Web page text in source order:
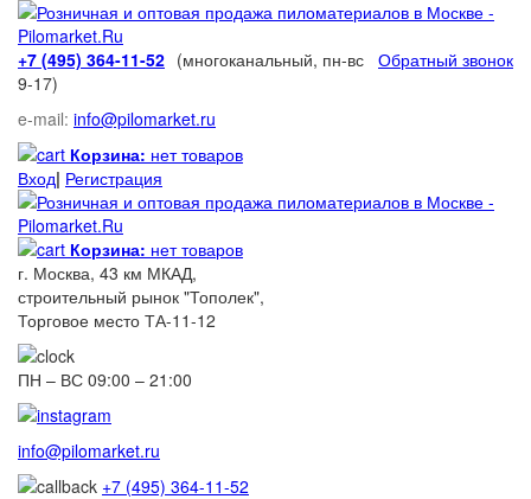
+7 (495) 364-11-52 Обратный звонок
(многоканальный, пн-вс
9-17)
e-mail: info@pilomarket.ru
Корзина: нет товаров
Вход| Регистрация
Корзина: нет товаров
г. Москва, 43 км МКАД,
строительный рынок "Тополек",
Торговое место ТА-11-12
ПН – ВС 09:00 – 21:00
info@pilomarket.ru
+7 (495) 364-11-52